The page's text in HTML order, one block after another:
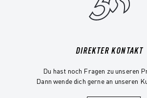
DIREKTER KONTAKT
Du hast noch Fragen zu unseren
Dann wende dich gerne an unseren